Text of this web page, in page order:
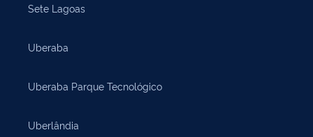
Sete Lagoas
Uberaba
Uberaba Parque Tecnológico
Uberlândia